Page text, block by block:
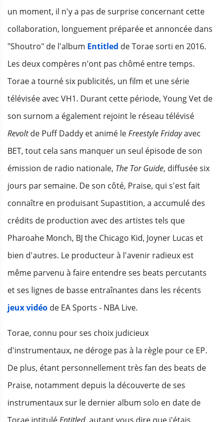
un moment, il n'y a pas de surprise concernant cette
collaboration, longuement préparée et annoncée dans
"Shoutro" de l'album Entitled de Torae sorti en 2016.
Les deux compères n'ont pas chômé entre temps.
Torae a tourné six publicités, un film et une série
télévisée avec VH1. Durant cette période, Young Vet de
son surnom a également rejoint le réseau télévisé
Revoltde Puff Daddy et animé leFreestyle Fridayavec
BET, tout cela sans manquer un seul épisode de son
émission de radio nationale, The Tor Guide, diffusée six
jours par semaine. De son côté, Praise, qui s'est fait
connaître en produisant Supastition, a accumulé des
crédits de production avec des artistes tels que
Pharoahe Monch, BJ the Chicago Kid, Joyner Lucas et
bien d'autres. Le producteur à l'avenir radieux est
même parvenu à faire entendre ses beats percutants
et ses lignes de basse entraînantes dans les récents
jeux vidéo de EA Sports - NBA Live.
Torae, connu pour ses choix judicieux
d'instrumentaux, ne déroge pas à la règle pour ce EP.
De plus, étant personnellement très fan des beats de
Praise, notamment depuis la découverte de ses
instrumentaux sur le dernier album solo en date de